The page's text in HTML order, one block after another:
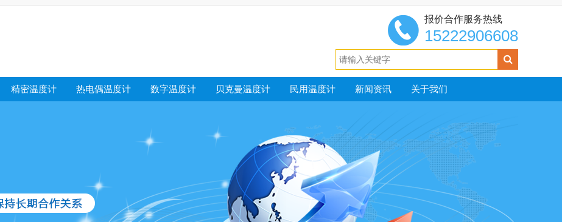
报价合作服务热线
15222906608
精密温度计 热电偶温度计 数字温度计 贝克曼温度计 民用温度计 新闻资讯 关于我们